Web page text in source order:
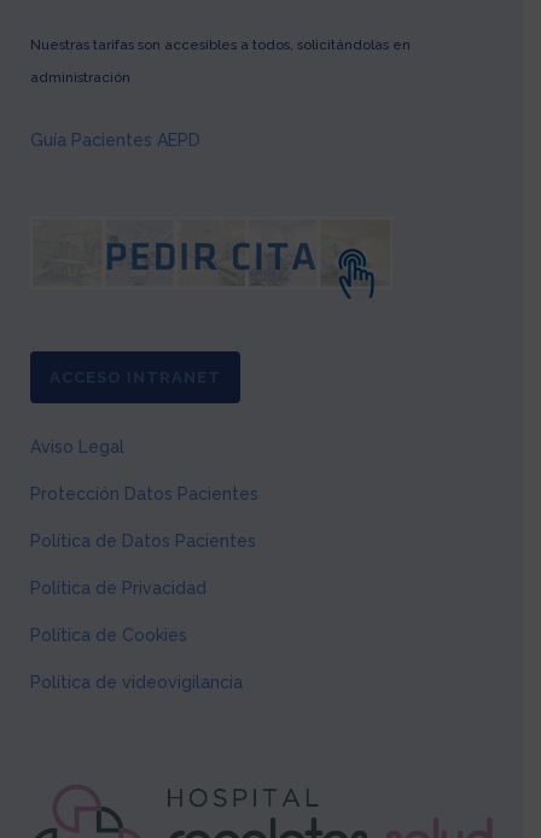
Nuestras tarifas son accesibles a todos, solicitándolas en
administración
Guía Pacientes AEPD
ACCESO INTRANET
Aviso Legal
Protección Datos Pacientes
Política de Datos Pacientes
Política de Privacidad
Política de Cookies
Política de videovigilancia